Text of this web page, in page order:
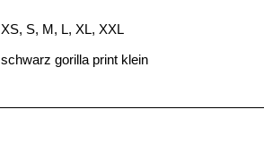
XS, S, M, L, XL, XXL
schwarz gorilla print klein